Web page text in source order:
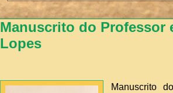
Manuscrito do Professor
Lopes
Manuscrito